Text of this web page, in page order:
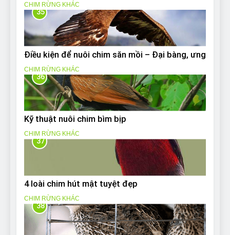
CHIM RỪNG KHÁC
35
Điều kiện để nuôi chim săn mồi – Đại bàng, ưng
CHIM RỪNG KHÁC
36
Kỹ thuật nuôi chim bìm bịp
CHIM RỪNG KHÁC
37
4 loài chim hút mật tuyệt đẹp
CHIM RỪNG KHÁC
38